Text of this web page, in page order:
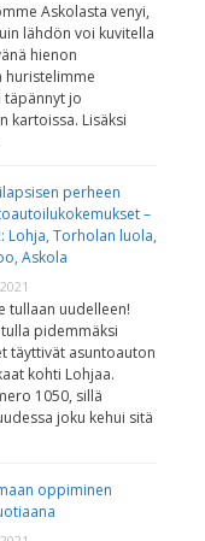
Askolasta venyi,
lähdön voi kuvitella
hienon
huristelimme
täpännyt jo
kartoissa. Lisäksi
perheen
–
Lohja, Torholan luola,
Askola
tullaan uudelleen!
tulla pidemmäksi
täyttivät asuntoauton
kohti Lohjaa.
1050, sillä
joku kehui sitä
oppiminen